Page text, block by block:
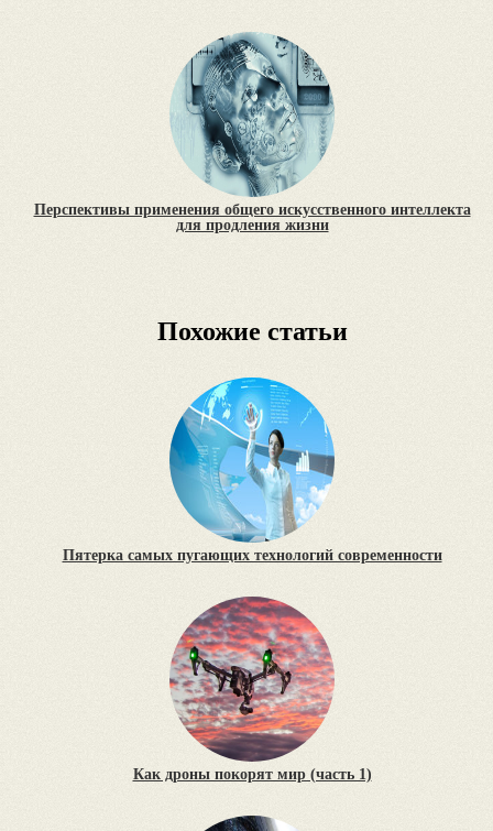
Перспективы применения общего искусственного интеллекта
для продления жизни
Похожие статьи
Пятерка самых пугающих технологий современности
Как дроны покорят мир (часть 1)